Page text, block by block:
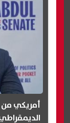
أمريكي من